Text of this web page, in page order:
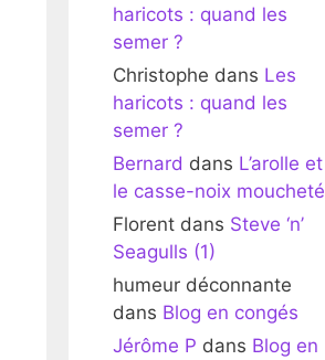
haricots : quand les
semer ?
Christophe dans Les
haricots : quand les
semer ?
Bernard dans L’arolle et
le casse-noix moucheté
Florent dans Steve ‘n’
Seagulls (1)
humeur déconnante
dans Blog en congés
Jérôme P dans Blog en